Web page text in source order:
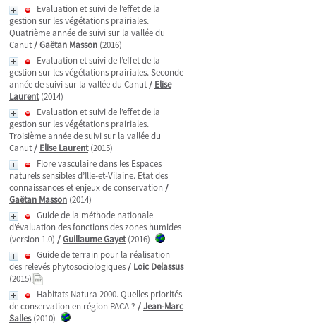
Evaluation et suivi de l’effet de la
gestion sur les végétations prairiales.
Quatrième année de suivi sur la vallée du
Canut/Gaëtan Masson (2016)
Evaluation et suivi de l’effet de la
gestion sur les végétations prairiales. Seconde
année de suivi sur la vallée du Canut/ Elise
Laurent(2014)
Evaluation et suivi de l’effet de la
gestion sur les végétations prairiales.
Troisième année de suivi sur la vallée du
Canut/ Elise Laurent(2015)
Flore vasculaire dans les Espaces
naturels sensibles d’Ille-et-Vilaine. Etat des
connaissances et enjeux de conservation /
Gaëtan Masson (2014)
Guide de la méthode nationale
d’évaluation des fonctions des zones humides
(version 1.0) /Guillaume Gayet(2016)
Guide de terrain pour la réalisation
des relevés phytosociologiques/ Loic Delassus
(2015)
Habitats Natura 2000. Quelles priorités
de conservation en région PACA ? /Jean-Marc
Salles(2010)